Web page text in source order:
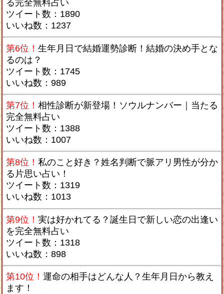
る完全無料占い
ツイート数：1890
いいね数：1237
第6位！ 生年月日で結婚運勢診断！結婚の決め手とな
るのは？
ツイート数：1745
いいね数：989
第7位！ 相性診断が新登場！ソウルナンバー｜当たる
完全無料占い
ツイート数：1388
いいね数：1007
第8位！ 私のこと好き？姓名判断で脈アリ男性が分か
る片思い占い！
ツイート数：1319
いいね数：1013
第9位！ 実は好かれてる？誕生日で新しい恋の出逢い
を完全無料占い
ツイート数：1318
いいね数：898
第10位！ 運命の相手はどんな人？生年月日から教え
ます！